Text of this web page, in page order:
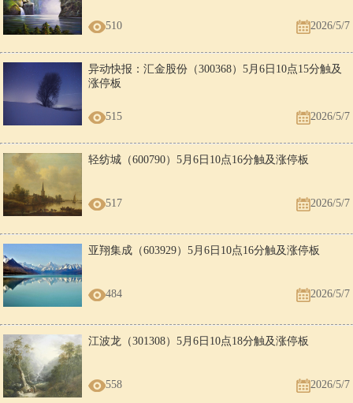
510 2026/5/7
异动快报：汇金股份（300368）5月6日10点15分触及
涨停板
515 2026/5/7
轻纺城（600790）5月6日10点16分触及涨停板
517 2026/5/7
亚翔集成（603929）5月6日10点16分触及涨停板
484 2026/5/7
江波龙（301308）5月6日10点18分触及涨停板
558 2026/5/7